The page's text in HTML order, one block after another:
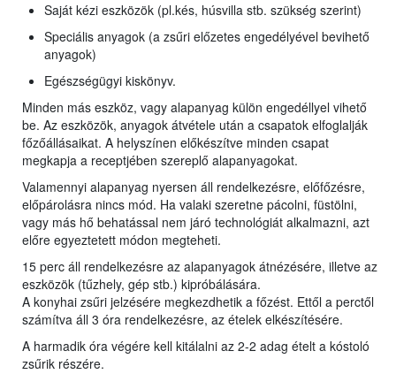
Saját kézi eszközök (pl.kés, húsvilla stb. szükség szerint)
Speciális anyagok (a zsűri előzetes engedélyével bevihető
anyagok)
Egészségügyi kiskönyv.
Minden más eszköz, vagy alapanyag külön engedéllyel vihető
be. Az eszközök, anyagok átvétele után a csapatok elfoglalják
főzőállásaikat. A helyszínen előkészítve minden csapat
megkapja a receptjében szereplő alapanyagokat.
Valamennyi alapanyag nyersen áll rendelkezésre, előfőzésre,
előpárolásra nincs mód. Ha valaki szeretne pácolni, füstölni,
vagy más hő behatással nem járó technológiát alkalmazni, azt
előre egyeztetett módon megteheti.
15 perc áll rendelkezésre az alapanyagok átnézésére, illetve az
eszközök (tűzhely, gép stb.) kipróbálására.
A konyhai zsűri jelzésére megkezdhetik a főzést. Ettől a perctől
számítva áll 3 óra rendelkezésre, az ételek elkészítésére.
A harmadik óra végére kell kitálalni az 2-2 adag ételt a kóstoló
zsűrik részére.